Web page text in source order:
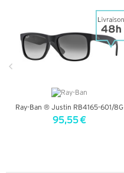
Ray-Ban ® Justin RB4165-601/8G
95,55 €